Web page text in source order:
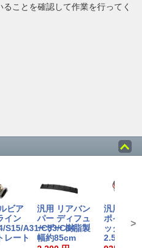
ことを確認して作業を行ってく
ビア
イン
S15/A31/C33/C34
レート
汎用 リアバン
パー ディフュ
ーザー 樹脂製
幅約85cm
汎用 リッ
ポイラー
ックカー
>